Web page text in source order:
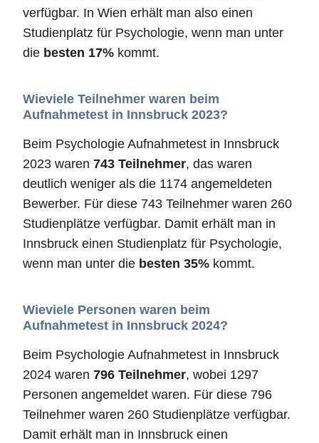
verfügbar. In Wien erhält man also einen
Studienplatz für Psychologie, wenn man unter
die besten 17% kommt.
Wieviele Teilnehmer waren beim
Aufnahmetest in Innsbruck 2023?
Beim Psychologie Aufnahmetest in Innsbruck
2023 waren 743 Teilnehmer, das waren
deutlich weniger als die 1174 angemeldeten
Bewerber. Für diese 743 Teilnehmer waren 260
Studienplätze verfügbar. Damit erhält man in
Innsbruck einen Studienplatz für Psychologie,
wenn man unter die besten 35% kommt.
Wieviele Personen waren beim
Aufnahmetest in Innsbruck 2024?
Beim Psychologie Aufnahmetest in Innsbruck
2024 waren 796 Teilnehmer, wobei 1297
Personen angemeldet waren. Für diese 796
Teilnehmer waren 260 Studienplätze verfügbar.
Damit erhält man in Innsbruck einen